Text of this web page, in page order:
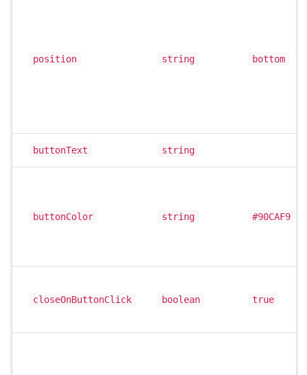
position string bottom
buttonText string
buttonColor string #90CAF9
closeOnButtonClick boolean true